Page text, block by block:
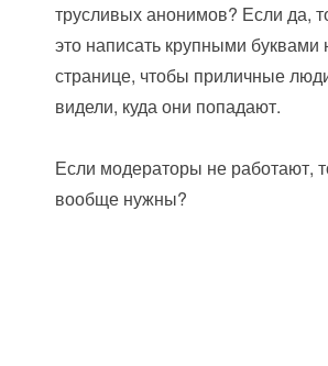
трусливых анонимов? Если да,
это написать крупными буквами
странице, чтобы приличные
видели, куда они попадают.
Если модераторы не работают,
вообще нужны?